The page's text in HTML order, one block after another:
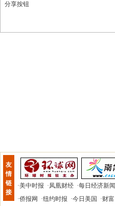
分享按钮
友
情
链
接
·美中时报 ·凤凰财经 ·每日经济新闻
·侨报网 ·纽约时报 ·今日美国 ·财富